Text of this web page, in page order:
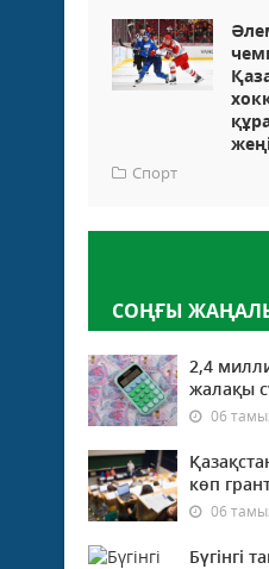
Спорт
СОҢҒЫ
2,4
жалақы
06
көп
06
Бүгінгі